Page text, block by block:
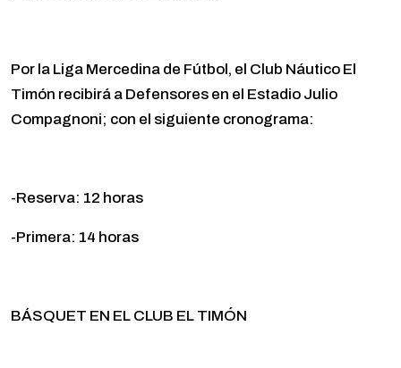
Por la Liga Mercedina de Fútbol, el Club Náutico El
Timón recibirá a Defensores en el Estadio Julio
Compagnoni; con el siguiente cronograma:
-Reserva: 12 horas
-Primera: 14 horas
BÁSQUET EN EL CLUB EL TIMÓN